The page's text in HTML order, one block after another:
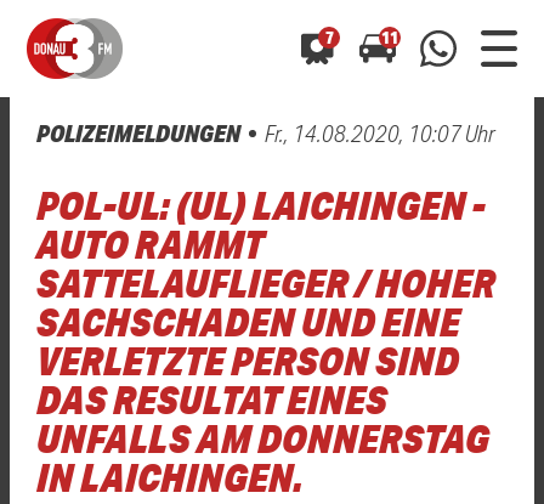
7 11
0800 0 490 400
01520 242 3333
Hast du auch einen Blitzer oder eine Verkehrsbehinderung
gesehen? Ganz einfach melden - kostenlos unter
oder per WhatsApp 01520 242 3333
Hast du auch einen Blitzer oder eine Verkehrsbehinderung
gesehen? Ganz einfach melden - kostenlos unter
oder per WhatsApp 01520 242 3333
POLIZEIMELDUNGEN Fr., 14.08.2020, 10:07 Uhr
POL-UL: (UL) LAICHINGEN -
AUTO RAMMT
SATTELAUFLIEGER / HOHER
SACHSCHADEN UND EINE
VERLETZTE PERSON SIND
DAS RESULTAT EINES
UNFALLS AM DONNERSTAG
IN LAICHINGEN.